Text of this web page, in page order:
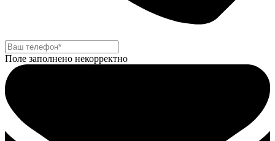
Поле заполнено некорректно